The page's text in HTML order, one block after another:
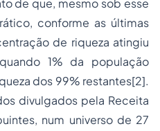
de que, mesmo sob esse
conforme as últimas
de riqueza atingiu
1% da população
dos 99% restantes[2].
divulgados pela Receita
num universo de 27